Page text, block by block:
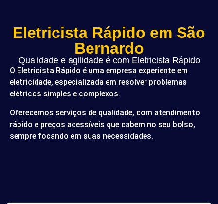
Eletricista Rápido em São
Bernardo
Qualidade e agilidade é com Eletricista Rápido
O Eletricista Rápido é uma empresa experiente em
eletricidade, especializada em resolver problemas
elétricos simples e complexos.
Oferecemos serviços de qualidade, com atendimento
rápido e preços acessíveis que cabem no seu bolso,
sempre focando em suas necessidades.